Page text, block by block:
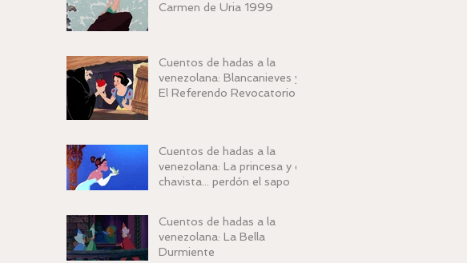
Carmen de Uria 1999
Cuentos de hadas a la
venezolana: Blancanieves y
El Referendo Revocatorio
Cuentos de hadas a la
venezolana: La princesa y el
chavista... perdón el sapo
Cuentos de hadas a la
venezolana: La Bella
Durmiente